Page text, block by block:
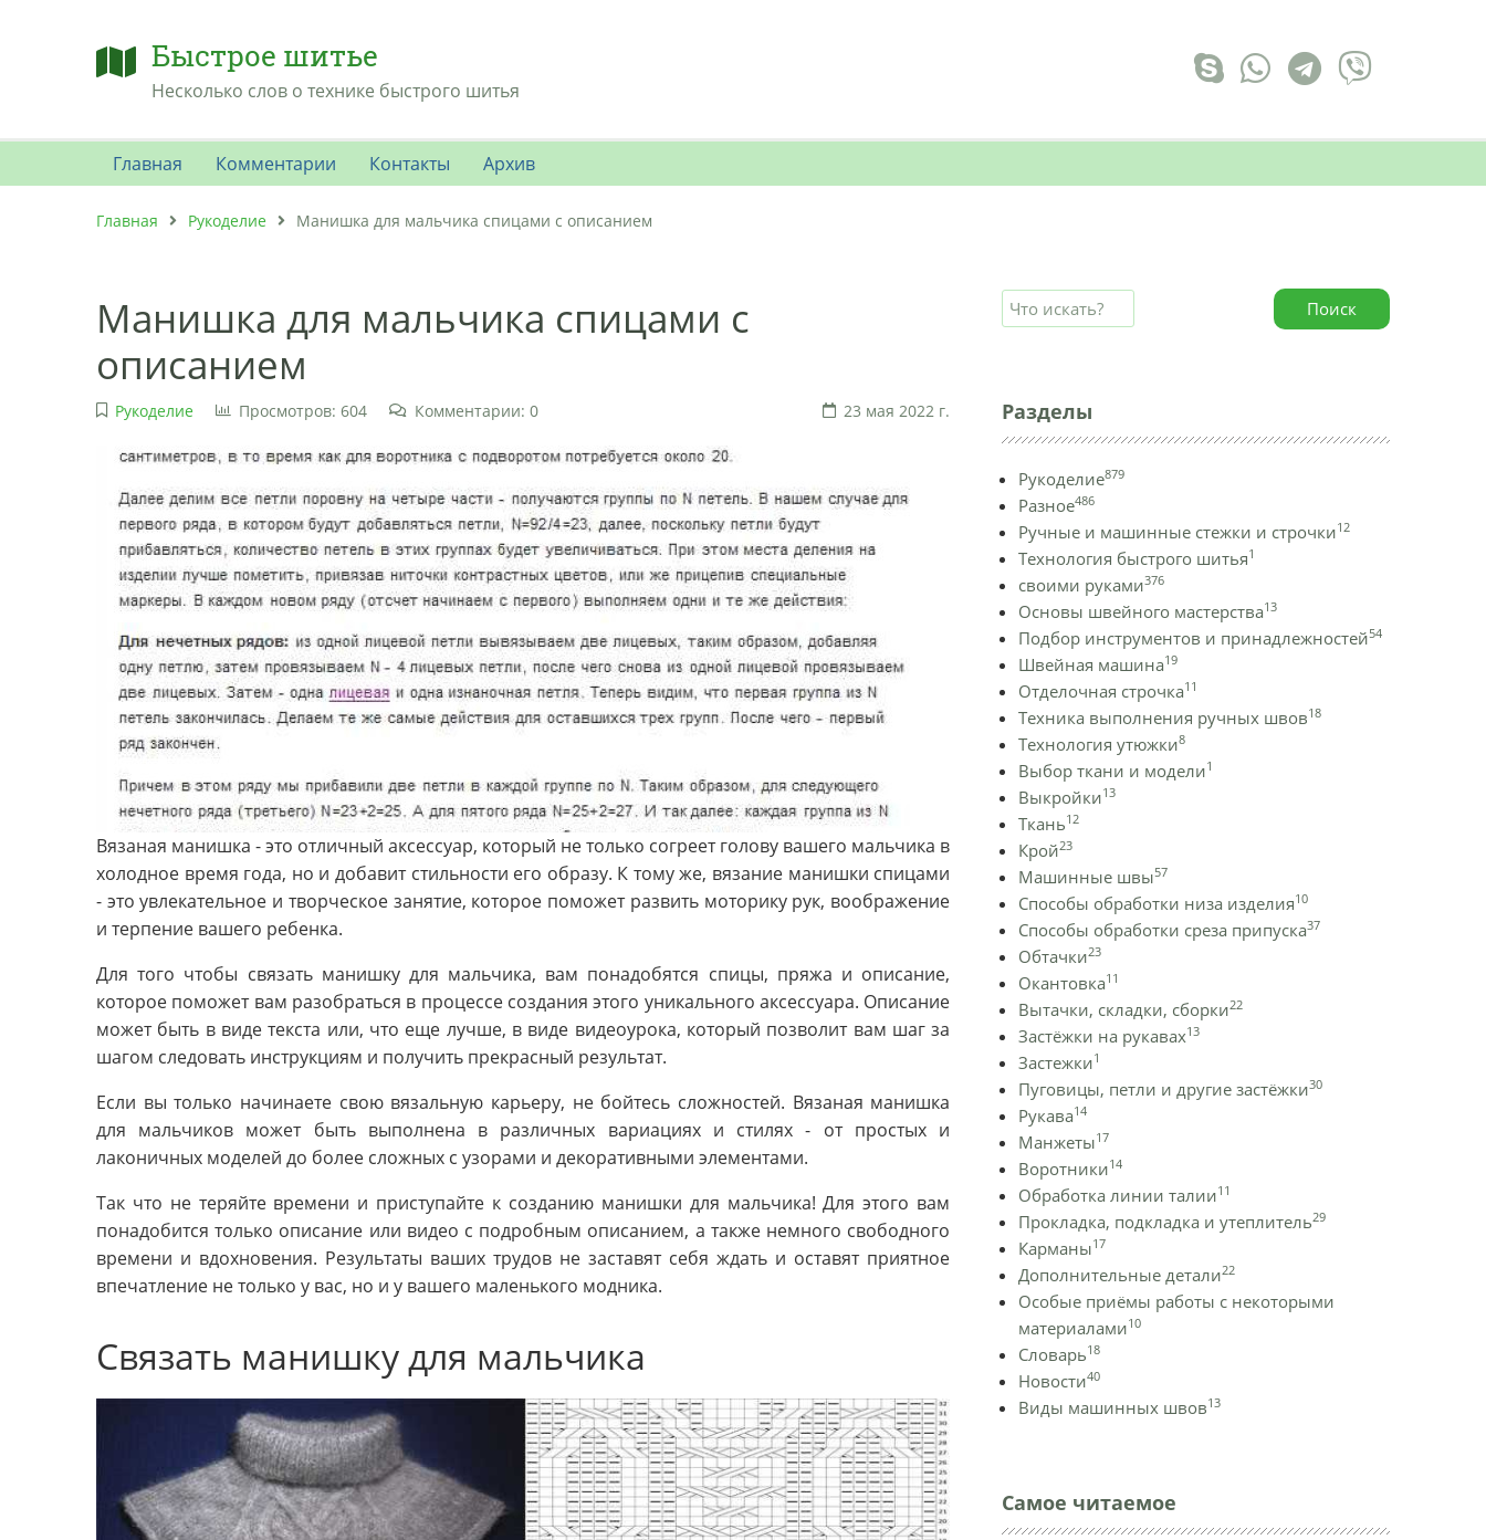
Быстрое шитье
Несколько слов о технике быстрого шитья
Главная Комментарии Контакты Архив
Главная Рукоделие Манишка для мальчика спицами с описанием
Манишка для мальчика спицами с
описанием
Рукоделие Просмотров: 604 Комментарии: 0 23 мая 2022 г.
Вязаная манишка - это отличный аксессуар, который не только согреет голову вашего мальчика в
холодное время года, но и добавит стильности его образу. К тому же, вязание манишки спицами
- это увлекательное и творческое занятие, которое поможет развить моторику рук, воображение
и терпение вашего ребенка.
Для того чтобы связать манишку для мальчика, вам понадобятся спицы, пряжа и описание,
которое поможет вам разобраться в процессе создания этого уникального аксессуара. Описание
может быть в виде текста или, что еще лучше, в виде видеоурока, который позволит вам шаг за
шагом следовать инструкциям и получить прекрасный результат.
Если вы только начинаете свою вязальную карьеру, не бойтесь сложностей. Вязаная манишка
для мальчиков может быть выполнена в различных вариациях и стилях - от простых и
лаконичных моделей до более сложных с узорами и декоративными элементами.
Так что не теряйте времени и приступайте к созданию манишки для мальчика! Для этого вам
понадобится только описание или видео с подробным описанием, а также немного свободного
времени и вдохновения. Результаты ваших трудов не заставят себя ждать и оставят приятное
впечатление не только у вас, но и у вашего маленького модника.
Связать манишку для мальчика
Поиск
Разделы
Рукоделие879
Разное486
Ручные и машинные стежки и строчки12
Технология быстрого шитья1
своими руками376
Основы швейного мастерства13
Подбор инструментов и принадлежностей54
Швейная машина19
Отделочная строчка11
Техника выполнения ручных швов18
Технология утюжки8
Выбор ткани и модели1
Выкройки13
Ткань12
Крой23
Машинные швы57
Способы обработки низа изделия10
Способы обработки среза припуска37
Обтачки23
Окантовка11
Вытачки, складки, сборки22
Застёжки на рукавах13
Застежки1
Пуговицы, петли и другие застёжки30
Рукава14
Манжеты17
Воротники14
Обработка линии талии11
Прокладка, подкладка и утеплитель29
Карманы17
Дополнительные детали22
Особые приёмы работы с некоторыми
материалами10
Словарь18
Новости40
Виды машинных швов13
Самое читаемое